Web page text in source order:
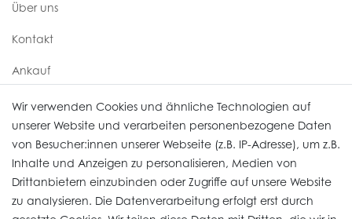
Über uns
Kontakt
Ankauf
Uhren Service
Vertrag widerrufen
Wir verwenden Cookies und ähnliche Technologien auf
unserer Website und verarbeiten personenbezogene Daten
von Besucher:innen unserer Webseite (z.B. IP-Adresse), um z.B.
Inhalte und Anzeigen zu personalisieren, Medien von
Drittanbietern einzubinden oder Zugriffe auf unsere Website
zu analysieren. Die Datenverarbeitung erfolgt erst durch